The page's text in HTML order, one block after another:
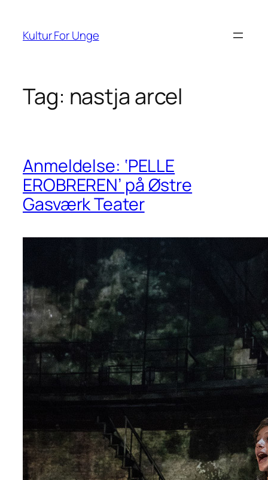
indhold
Kultur For Unge
Tag: nastja arcel
Anmeldelse: ‘PELLE
EROBREREN’ på Østre
Gasværk Teater